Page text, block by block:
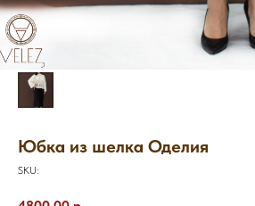
Юбка из шелка Оделия
SKU: